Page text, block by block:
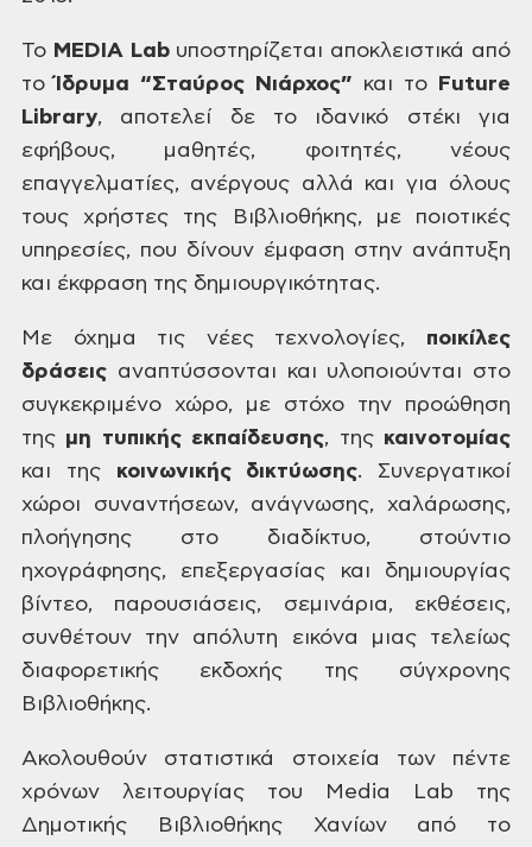
Το MEDIALabυποστηρίζεται αποκλειστικά από
το
Ίδρυμα “Σταύρος Νιάρχος” και το
Future
Library, αποτελεί δε το ιδανικό στέκι για
εφήβους, μαθητές, φοιτητές, νέους
επαγγελματίες, ανέργους αλλά και για όλους
τους χρήστες της Βιβλιοθήκης, με ποιοτικές
υπηρεσίες, που δίνουν έμφαση στην ανάπτυξη
και έκφραση της δημιουργικότητας.
Με όχημα τις νέες τεχνολογίες, ποικίλες
δράσεις αναπτύσσονται και υλοποιούνται στο
συγκεκριμένο χώρο, με στόχο την προώθηση
της μη τυπικής εκπαίδευσης, της καινοτομίας
και της κοινωνικήςδικτύωσης. Συνεργατικοί
χώροι συναντήσεων, ανάγνωσης, χαλάρωσης,
πλοήγησης στο διαδίκτυο, στούντιο
ηχογράφησης, επεξεργασίας και δημιουργίας
βίντεο, παρουσιάσεις, σεμινάρια, εκθέσεις,
συνθέτουν την απόλυτη εικόνα μιαςτελείως
διαφορετικής εκδοχής τηςσύγχρονης
Βιβλιοθήκης.
Ακολουθούν στατιστικά στοιχεία των πέντε
χρόνων λειτουργίας του Media Lab της
Δημοτικής Βιβλιοθήκης Χανίων από το